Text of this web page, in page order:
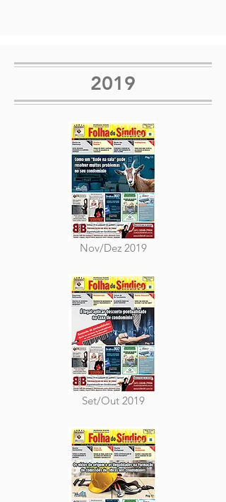
2019
Nov/Dez 2019
Set/Out 2019